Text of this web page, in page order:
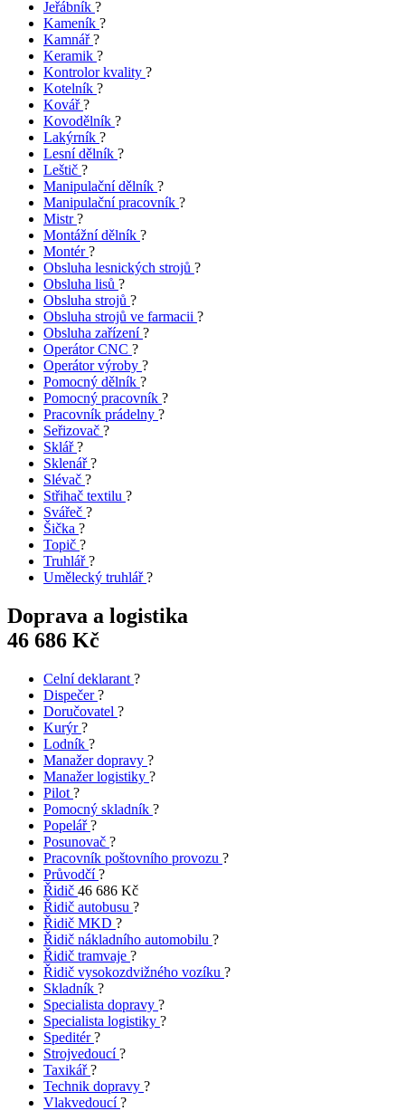
Jeřábník ?
Kameník ?
Kamnář?
Keramik ?
Kontrolor kvality ?
Kotelník ?
Kovář?
Kovodělník ?
Lakýrník ?
Lesní dělník ?
Leštič ?
Manipulační dělník ?
Manipulační pracovník ?
Mistr?
Montážní dělník ?
Montér?
Obsluha lesnických strojů ?
Obsluha lisů ?
Obsluha strojů ?
Obsluha strojů ve farmacii ?
Obsluha zařízení?
Operátor CNC ?
Operátor výroby ?
Pomocný dělník ?
Pomocný pracovník ?
Pracovník prádelny ?
Seřizovač ?
Sklář?
Sklenář?
Slévač ?
Střihač textilu ?
Svářeč ?
Šička ?
Topič ?
Truhlář?
Umělecký truhlář?
Doprava a logistika
46 686 Kč
Celní deklarant ?
Dispečer?
Doručovatel ?
Kurýr?
Lodník ?
Manažer dopravy ?
Manažer logistiky ?
Pilot ?
Pomocný skladník ?
Popelář?
Posunovač ?
Pracovník poštovního provozu ?
Průvodčí?
Řidič 46 686 Kč
Řidič autobusu ?
Řidič MKD ?
Řidič nákladního automobilu ?
Řidič tramvaje ?
Řidič vysokozdvižného vozíku ?
Skladník ?
Specialista dopravy ?
Specialista logistiky ?
Speditér?
Strojvedoucí?
Taxikář?
Technik dopravy ?
Vlakvedoucí?